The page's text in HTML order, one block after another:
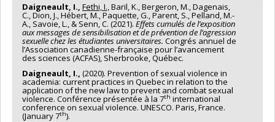
Daigneault, I., Fethi, I.,Baril, K., Bergeron, M., Dagenais,
C., Dion, J., Hébert, M., Paquette, G., Parent, S., Pelland, M.-
A., Savoie, L., & Senn, C. (2021). Effets cumulés de l’exposition
aux messages de sensibilisation et de prévention de l’agression
sexuelle chez les étudiantes universitaires. Congrés annuel de
l’Association canadienne-française pour l’avancement
des sciences (ACFAS), Sherbrooke, Québec.
Daigneault, I., (2020). Prevention of sexual violence in
academia: current practices in Quebec in relation to the
application of the new law to prevent and combat sexual
violence. Conférence présentée à la 7th international
conference on sexual violence. UNESCO. Paris, France.
(January 7th).